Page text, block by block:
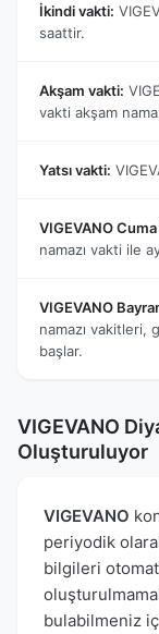
İkindi vakti:
saattir.
Akşam vakti:
vakti akşam
Yatsı vakti:
VIGEVANO Cuma
namazı vakti ile
VIGEVANO
namazı vakitleri,
başlar.
VIGEVANO
Oluşturuluyor
VIGEVANO
periyodik
bilgileri
bulabilmeniz